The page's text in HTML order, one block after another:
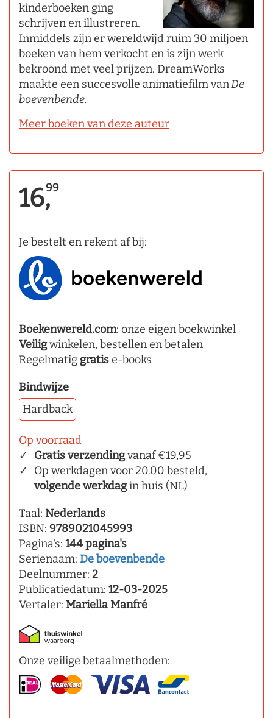
kinderboeken ging
schrijven en illustreren.
Inmiddels zijn er wereldwijd ruim 30 miljoen
boeken van hem verkocht en is zijn werk
bekroond met veel prijzen. DreamWorks
maakte een succesvolle animatiefilm vanDe
boevenbende.
Meer boeken van deze auteur
16,99
Je bestelt en rekent af bij:
Boekenwereld.com: onze eigen boekwinkel
Veiligwinkelen, bestellen en betalen
Regelmatig gratise-books
Bindwijze
Hardback
Op voorraad
Gratis verzendingvanaf €19,95
Op werkdagen voor 20.00 besteld,
volgende werkdagin huis (NL)
Taal: Nederlands
ISBN: 9789021045993
Pagina's: 144 pagina's
Serienaam: De boevenbende
Deelnummer: 2
Publicatiedatum: 12-03-2025
Vertaler: Mariella Manfré
Onze veilige betaalmethoden: